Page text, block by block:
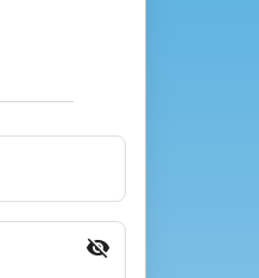
visibility_off